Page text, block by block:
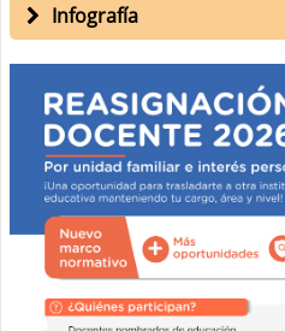
Infografía